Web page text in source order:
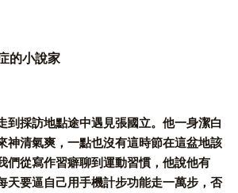
的小說家
到採訪地點途中遇見張國立。他一身潔白
神清氣爽，一點也沒有這時節在這盆地該
們從寫作習癖聊到運動習慣，他說他有
天要逼自己用手機計步功能走一萬步，否